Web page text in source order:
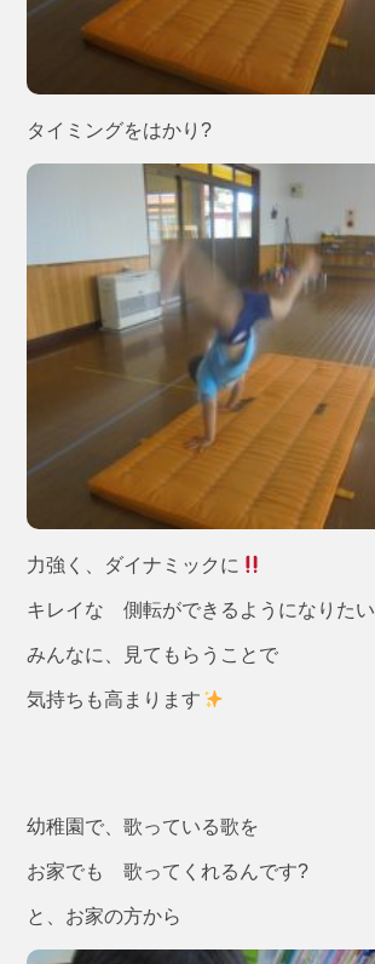
タイミングをはかり?
力強く、ダイナミックに
キレイな 側転ができるようになりたい
みんなに、見てもらうことで
気持ちも高まります
幼稚園で、歌っている歌を
お家でも 歌ってくれるんです?
と、お家の方から